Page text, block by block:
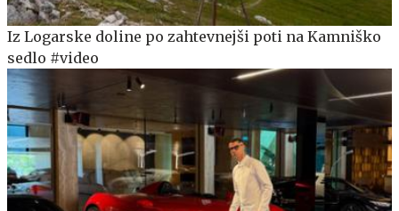
Iz Logarske doline po zahtevnejši poti na Kamniško
sedlo #video